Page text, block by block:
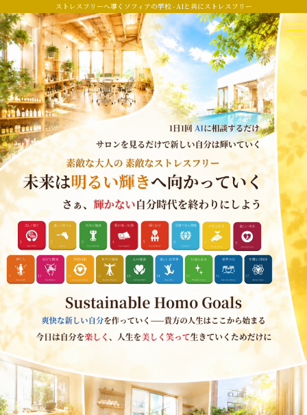
ストレスフリーへ導くソフィアの学校 - AIと共にストレスフリー